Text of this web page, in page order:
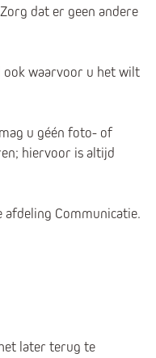
dat er geen andere
waarvoor u het wilt
u géén foto- of
hiervoor is altijd
Communicatie.
later terug te